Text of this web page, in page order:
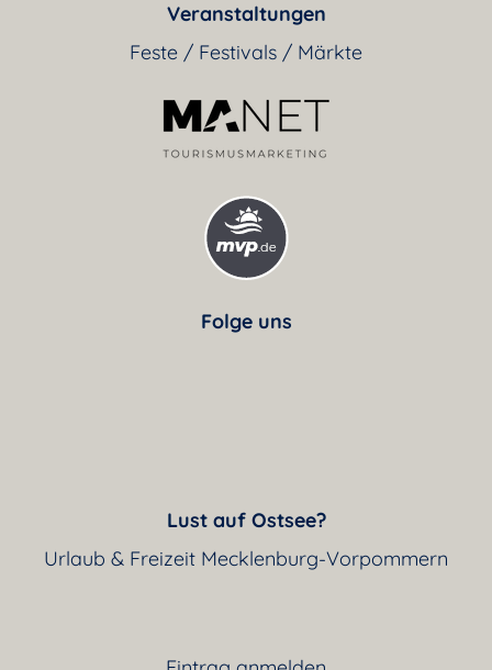
Veranstaltungen
Feste / Festivals / Märkte
Folge uns
Lust auf Ostsee?
Urlaub & Freizeit Mecklenburg-Vorpommern